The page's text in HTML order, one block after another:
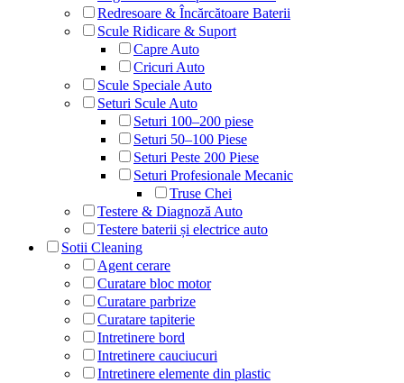
Redresoare & Încărcătoare Baterii
Scule Ridicare & Suport
Capre Auto
Cricuri Auto
Scule Speciale Auto
Seturi Scule Auto
Seturi 100–200 piese
Seturi 50–100 Piese
Seturi Peste 200 Piese
Seturi Profesionale Mecanic
Truse Chei
Testere & Diagnoză Auto
Testere baterii și electrice auto
Sotii Cleaning
Agent cerare
Curatare bloc motor
Curatare parbrize
Curatare tapiterie
Intretinere bord
Intretinere cauciucuri
Intretinere elemente din plastic